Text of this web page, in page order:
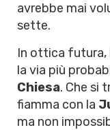
avrebbe mai
sette.
In ottica futura,
la via più
Chiesa. Che si
fiamma con la
ma non